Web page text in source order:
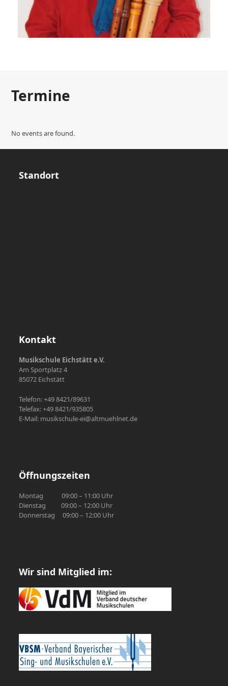
Termine
No events are found.
Standort
Kontakt
Musikschule Eichstätt e.V.
Am Sportplatz 4
85072 Eichstätt
Telefon: +49 8421/89631
Telefax: +49 8421/935805
E-Mail: musikschule-ei@altmuehlnet.de
Öffnungszeiten
Montag 09:00 – 11:00 Uhr
Dienstag 09:00 – 12:00 Uhr
Donnerstag 09:00 – 12:00 Uhr
Wir sind Mitglied im: